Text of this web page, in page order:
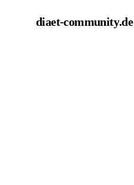
diaet-community.de